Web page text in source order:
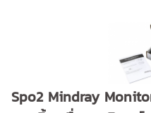
Spo2 Mindray